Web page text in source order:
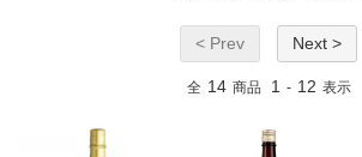
< Prev Next >
全 14 商品 1 - 12 表示